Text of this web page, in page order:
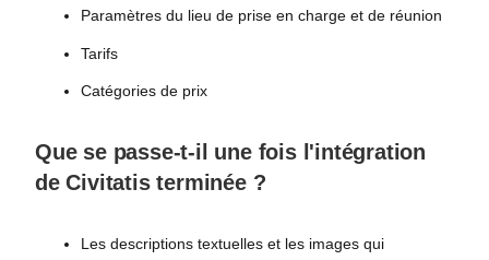
Paramètres du lieu de prise en charge et de réunion
Tarifs
Catégories de prix
Que se passe-t-il une fois l'intégration
de Civitatis terminée ?
Les descriptions textuelles et les images qui